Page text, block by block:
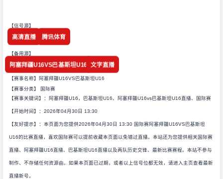
【信号源】
高清直播 腾讯体育
【备用源】
阿塞拜疆U16VS巴基斯坦U16 文字直播
【赛事名称】阿塞拜疆U16VS巴基斯坦U16
【赛事分类】 国际赛
【赛事关键词】：阿塞拜疆U16，巴基斯坦U16、阿塞拜疆U16vs巴基斯坦U16直播、国际赛
【开始时间】：2026年04月30日 13:30
【友好提示】：本页面为您提供2026年04月30日 13:30 国际赛阿塞拜疆U16VS巴基斯坦
U16的比赛直播，喜欢国际赛可以提前收藏本页面以免错过直播。本站还为您提供相关国际赛
直播、阿塞拜疆U16直播、巴基斯坦U16直播以及两队历史交锋、最新比赛赛程。本站不参与
制作、不存储任何资源由。如果本页面已过期，或者以上信号位都无效，请进入主页查看最新
直播新号。